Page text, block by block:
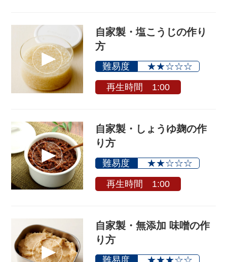
自家製・塩こうじの作り
方
難易度 ★★☆☆☆
再生時間 1:00
自家製・しょうゆ麹の作
り方
難易度 ★★☆☆☆
再生時間 1:00
自家製・無添加 味噌の作
り方
難易度 ★★★☆☆